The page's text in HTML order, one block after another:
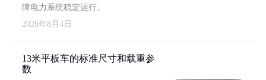
障电力系统稳定运行。
2026年8月4日
13米平板车的标准尺寸和载重参
数